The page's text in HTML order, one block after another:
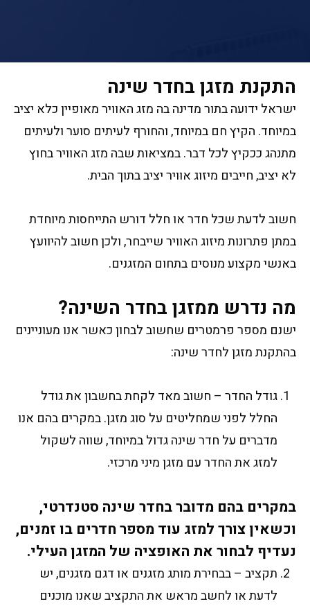
התקנת מזגן בחדר שינה
ישראל ידועה בתור מדינה בה מזג האוויר מאופיין כלא יציב
במיוחד. הקיץ חם במיוחד, והחורף לעיתים סוער ולעיתים
מתנהג ככקיץ לכל דבר. במציאות שבה מזג האוויר בחוץ
לא יציב, חייבים מיזוג אוויר יציב בתוך הבית.
חשוב לדעת שכל חדר או חלל דורש התייחסות מיוחדת
במתן פתרונות מיזוג האוויר שייבחר, ולכן חשוב להיוועץ
באנשי מקצוע מנוסים בתחום המזגנים.
מה נדרש ממזגן בחדר השינה?
ישנם מספר פרמטרים שחשוב לבחון כאשר אנו מעוניינים
בהתקנת מזגן לחדר שינה:
גודל החדר – חשוב מאד לקחת בחשבון את גודל
החלל לפני שמחליטים על סוג מזגן. במקרים בהם אנו
מדברים על חדר שינה גדול במיוחד, שווה לשקול
למזג את החדר עם מזגן מיני מרכזי.
במקרים בהם מדובר בחדר שינה סטנדרטי,
וכשאין צורך למזג עוד מספר חדרים בו זמנים,
נעדיף לבחור את האופציה של המזגן העילי.
תקציב – בבחירת מותג מזגנים או דגם מזגנים, יש
לדעת או לחשב מראש את התקציב שאנו מוכנים